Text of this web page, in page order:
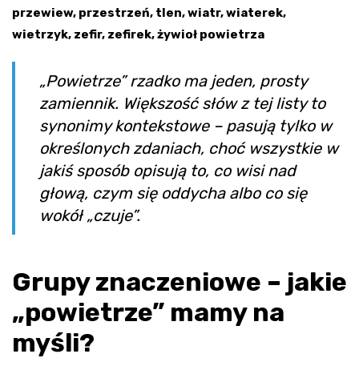
przewiew, przestrzeń, tlen, wiatr, wiaterek,
wietrzyk, zefir, zefirek, żywioł powietrza
„Powietrze” rzadko ma jeden, prosty
zamiennik. Większość słów z tej listy to
synonimy kontekstowe – pasują tylko w
określonych zdaniach, choć wszystkie w
jakiś sposób opisują to, co wisi nad
głową, czym się oddycha albo co się
wokół „czuje”.
Grupy znaczeniowe – jakie
„powietrze” mamy na
myśli?